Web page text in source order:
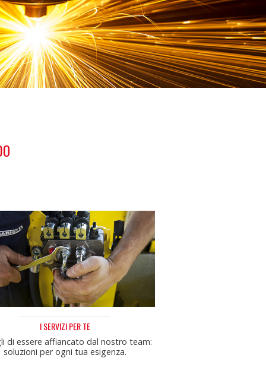
I SERVIZI PER TE
di essere affiancato dal nostro team:
soluzioni per ogni tua esigenza.